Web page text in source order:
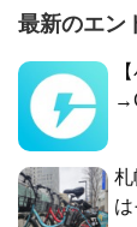
最新のエン
札